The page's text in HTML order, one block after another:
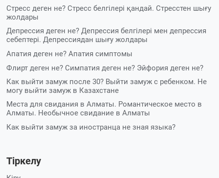
Стресс деген не? Стресс белгілері қандай. Стресстен шығу
жолдары
Депрессия деген не? Депрессия белгілері мен депрессия
себептері. Депрессиядан шығу жолдары
Апатия деген не? Апатия симптомы
Флирт деген не? Симпатия деген не? Эйфория деген не?
Как выйти замуж после 30? Выйти замуж с ребенком. Не
могу выйти замуж в Казахстане
Места для свидания в Алматы. Романтическое место в
Алматы. Необычное свидание в Алматы
Как выйти замуж за иностранца не зная языка?
Тіркелу